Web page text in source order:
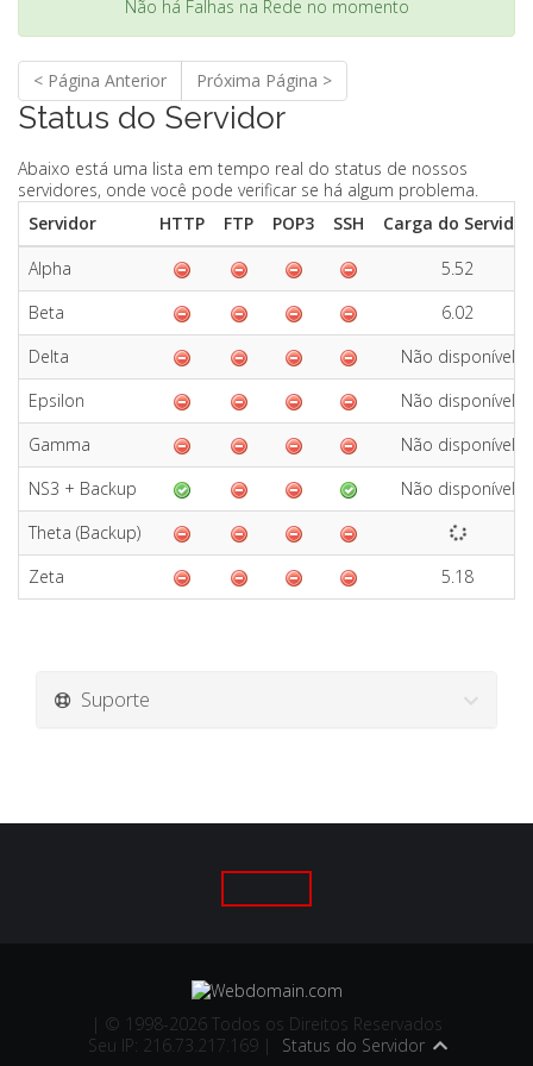
Não há Falhas na Rede no momento
< Página Anterior Próxima Página >
Status do Servidor
Abaixo está uma lista em tempo real do status de nossos
servidores, onde você pode verificar se há algum problema.
Servidor
HTTP FTP POP3 SSH
Carga do Servidor
Alpha
5.52
Beta
6.02
Delta
Não disponível
Epsilon
Não disponível
Gamma
Não disponível
NS3 + Backup
Não disponível
Theta (Backup)
Zeta
5.18
Suporte
| © 1998-2026 Todos os Direitos Reservados
Seu IP: 216.73.217.169 |
Status do Servidor